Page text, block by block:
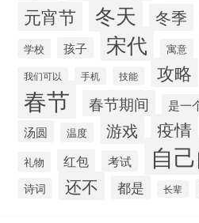
元宵节 冬天 冬季
学校 孩子 宋代 寓意
我们可以 手机 技能 攻略
春节 春节期间 是一
汤圆 温度 游戏 疫情
礼物 红包 考试 自
诗词 还不 都是 长辈